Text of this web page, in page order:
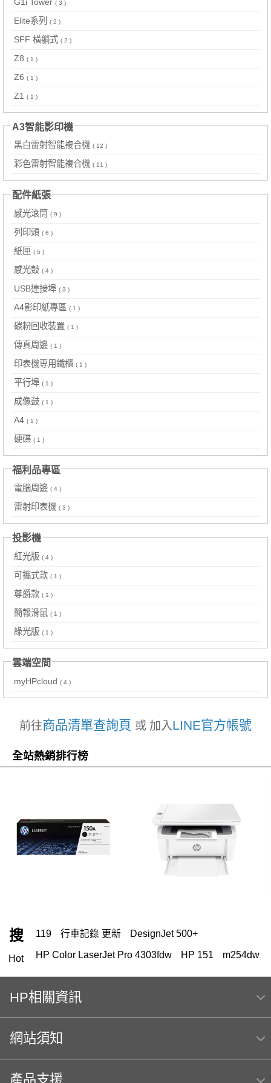
( 3 )
Elite系列 ( 2 )
SFF 橫躺式 ( 2 )
Z8 ( 1 )
Z6 ( 1 )
Z1 ( 1 )
A3智能影印機
黑白雷射智能複合機 ( 12 )
彩色雷射智能複合機 ( 11 )
配件紙張
感光滾筒 ( 9 )
列印頭 ( 6 )
紙匣 ( 5 )
感光鼓 ( 4 )
USB連接埠 ( 3 )
A4影印紙專區 ( 1 )
碳粉回收裝置 ( 1 )
傳真周邊 ( 1 )
印表機專用鐵櫃 ( 1 )
平行埠 ( 1 )
成像鼓 ( 1 )
A4 ( 1 )
硬碟 ( 1 )
福利品專區
電腦周邊 ( 4 )
雷射印表機 ( 3 )
投影機
紅光版 ( 4 )
可攜式款 ( 1 )
尊爵款 ( 1 )
簡報滑鼠 ( 1 )
綠光版 ( 1 )
雲端空間
myHPcloud ( 4 )
前往商品清單查詢頁 或 加入LINE官方帳號
全站熱銷排行榜
搜
Hot
119 行車記錄 更新 DesignJet 500+
HP Color LaserJet Pro 4303fdw HP 151 m254dw
HP Color Laser jet M856dn A3彩色雷射印表機
Hp564 MFP E47528f OmniBook Ultra Flip 14
HP 222
hp Color LaserJet Pro MFP M283fdw 無線雙面觸控彩
HP相關資訊
網站須知
產品支援